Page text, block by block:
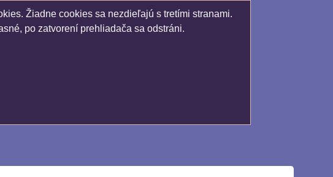
Žiadne cookies sa nezdieľajú s tretími stranami.
po zatvorení prehliadača sa odstráni.